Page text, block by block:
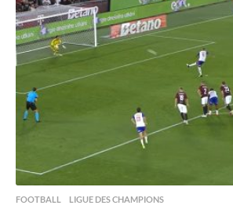
a
g
o
FOOTBALL ,LIGUE DES CHAMPIONS